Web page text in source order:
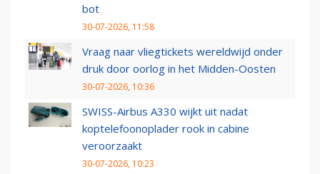
bot
30-07-2026, 11:58
Vraag naar vliegtickets wereldwijd onder
druk door oorlog in het Midden-Oosten
30-07-2026, 10:36
SWISS-Airbus A330 wijkt uit nadat
koptelefoonoplader rook in cabine
veroorzaakt
30-07-2026, 10:23